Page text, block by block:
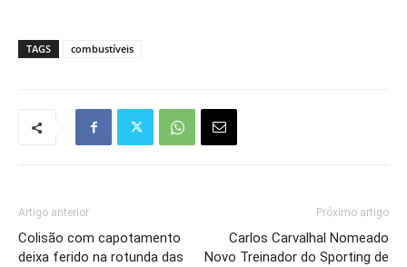
TAGS combustíveis
Artigo anterior
Colisão com capotamento
deixa ferido na rotunda das
Próximo artigo
Carlos Carvalhal Nomeado
Novo Treinador do Sporting de